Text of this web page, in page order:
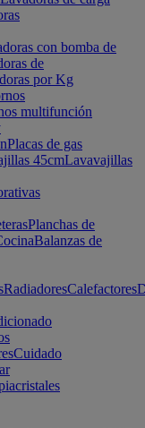
con bomba de
de
por Kg
multifunción
Placas de gas
45cmLavavajillas
Planchas de
Balanzas de
RadiadoresCalefactores
Cuidado